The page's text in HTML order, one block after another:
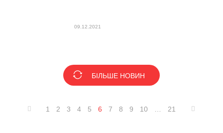
09.12.2021
БІЛЬШЕ НОВИН
1 2 3 4 5 6 7 8 9 10 21